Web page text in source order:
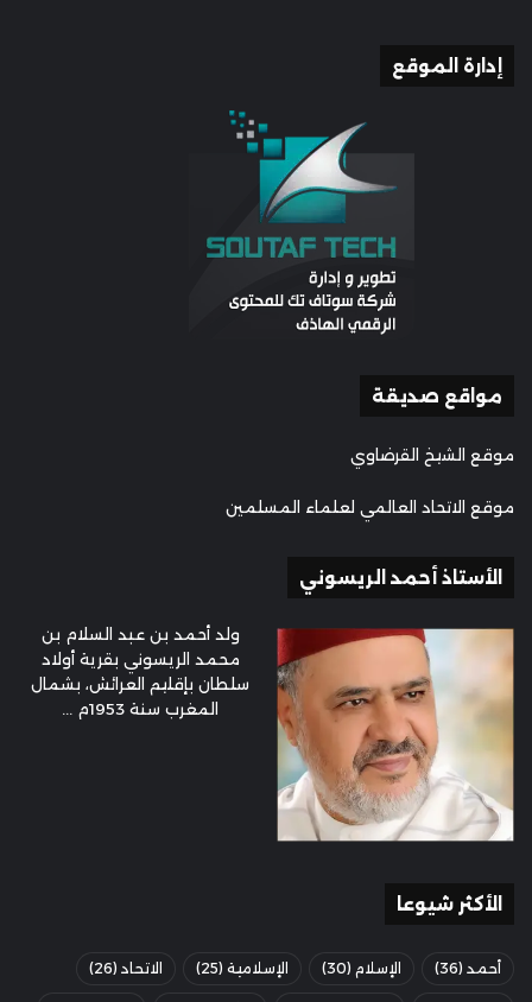
إدارة الموقع
مواقع صديقة
موقع الشيخ القرضاوي
موقع الاتحاد العالمي لعلماء المسلمين
الأستاذ أحمد الريسوني
ولد أحمد بن عبد السلام بن
محمد الريسوني بقرية أولاد
سلطان بإقليم العرائش، بشمال
المغرب سنة 1953م ...
الأكثر شيوعا
أحمد (36) الإسلام (30) الإسلامية (25) الاتحاد (26)